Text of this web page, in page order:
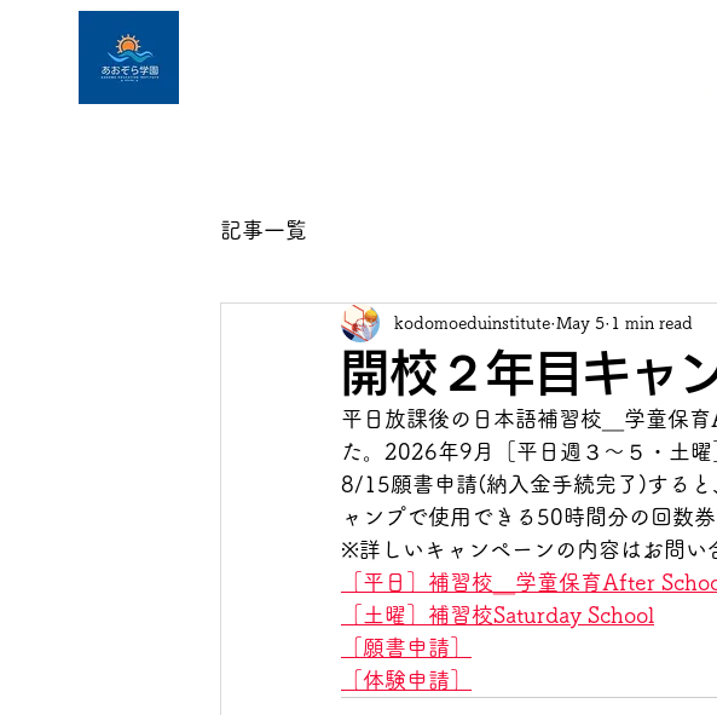
記事一覧
開校２年目キャ
kodomoeduinstitute May 5 1 min read
平日放課後の日本語補習校＿学童保
た。2026年9月［平日週３〜５・土
8/15願書申請(納入金手続完了)する
ャンプで使用できる50時間分の回数券
※詳しいキャンペーンの内容はお問い
［平日］補習校＿ 学童保育After
［土曜］ 補習校Saturday School
［願書申請］
［体験申請］